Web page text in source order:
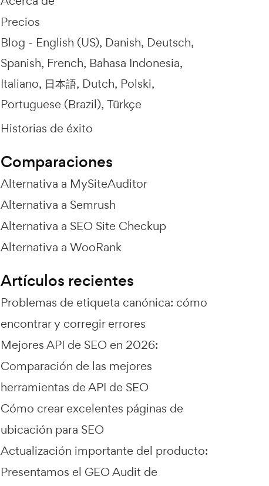
Precios
Blog - English (US) Danish Deutsch
Spanish French Bahasa Indonesia
Italiano 日本語 Dutch Polski
Portuguese (Brazil) Türkçe
Historias de éxito
Comparaciones
Alternativa a MySiteAuditor
Alternativa a Semrush
Alternativa a SEO Site Checkup
Alternativa a WooRank
Artículos recientes
Problemas de etiqueta canónica: cómo
encontrar y corregir errores
Mejores API de SEO en 2026:
Comparación de las mejores
herramientas de API de SEO
Cómo crear excelentes páginas de
ubicación para SEO
Actualización importante del producto:
Presentamos el GEO Audit de